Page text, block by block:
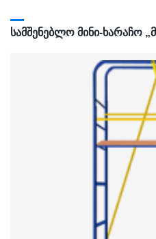
ᲡᲐᲛᲨᲔᲜᲔᲑᲚᲝ ᲛᲘᲜᲘ-ᲮᲐᲠᲐᲩᲝ